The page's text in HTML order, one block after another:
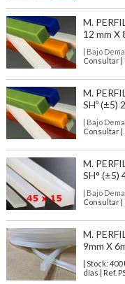
M.
12 mm X
| Bajo
Consultar |
M.
SHº (±5)
| Bajo
Consultar |
M.
SH° (±5)
| Bajo
Consultar |
M.
9mm X
| Stock: 400
días | Ref.